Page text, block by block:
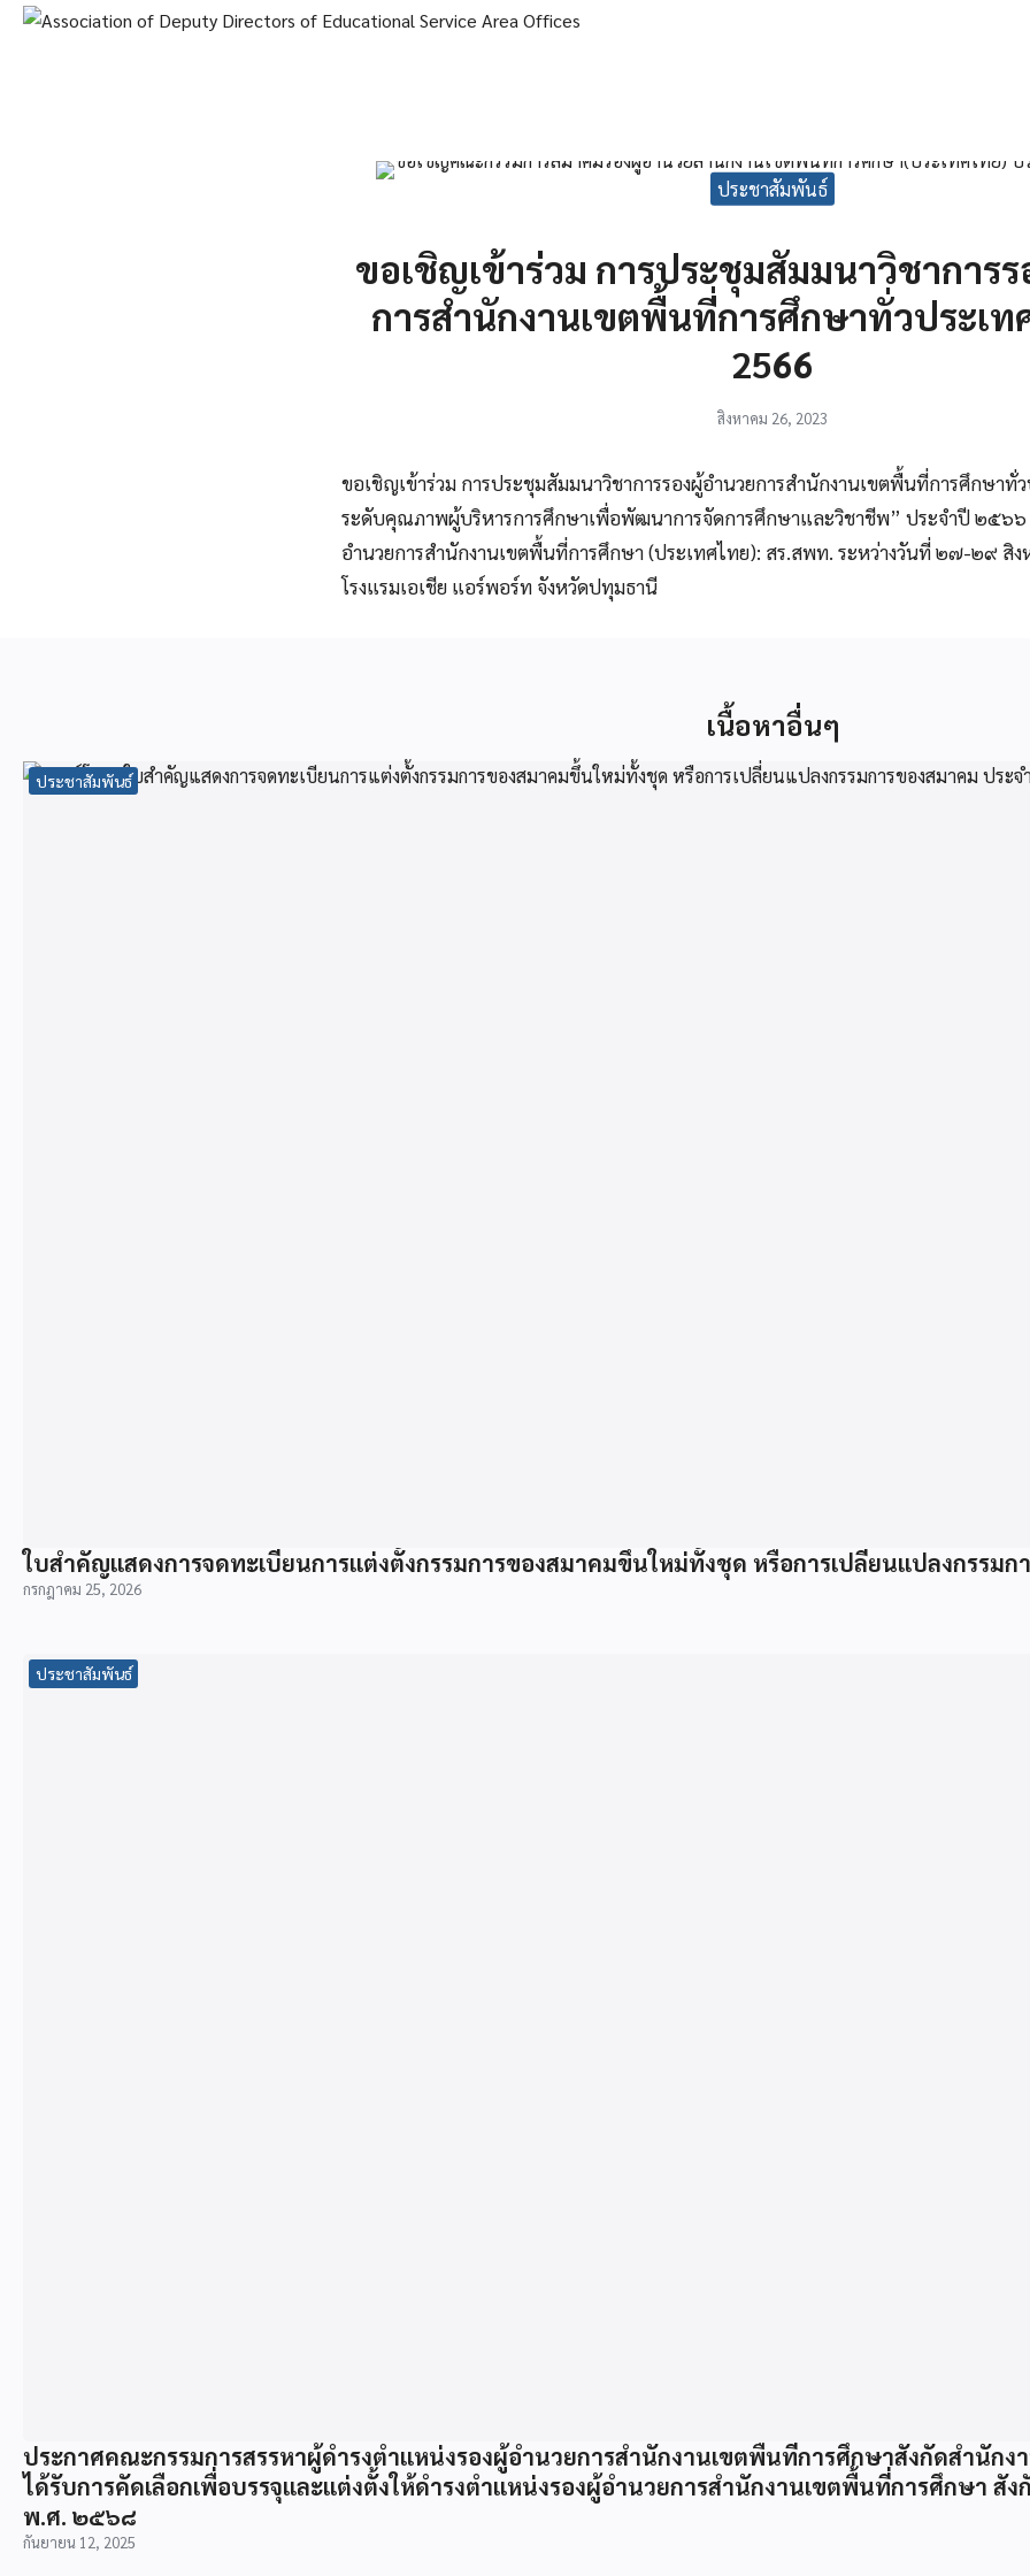
Skip
Search
ประชาสัมพันธ์
ขอเชิญเข้าร่วม การประชุมสัมมนาวิชาการ
การสำนักงานเขตพื้นที่การศึกษาทั่วประเท
2566
สิงหาคม 26, 2023
ขอเชิญเข้าร่วม การประชุมสัมมนาวิชาการรองผู้อำนวยการสำนักงานเขตพื้นที่การศึกษาทั่ว
ระดับคุณภาพผู้บริหารการศึกษาเพื่อพัฒนาการจัดการศึกษาและวิชาชีพ” ประจำปี ๒๕๖๖
อำนวยการสำนักงานเขตพื้นที่การศึกษา (ประเทศไทย): สร.สพท. ระหว่างวันที่ ๒๗-๒๙ สิ
โรงแรมเอเชีย แอร์พอร์ท จังหวัดปทุมธานี
เนื้อหาอื่นๆ
ประชาสัมพันธ์
ใบสำคัญแสดงการจดทะเบียนการแต่งตั้งกรรมการของสมาคมขึ้นใหม่ทั้งชุด หรือการเปลี่ยนแปลงกรรมก
กรกฎาคม 25, 2026
ประชาสัมพันธ์
ประกาศคณะกรรมการสรรหาผู้ดำรงตำแหน่งรองผู้อำนวยการสำนักงานเขตพื้นที่การศึกษาสังกัดสำนัก
ได้รับการคัดเลือกเพื่อบรรจุและแต่งตั้งให้ดำรงตำแหน่งรองผู้อำนวยการสำนักงานเขตพื้นที่การศึกษา
พ.ศ. ๒๕๖๘
กันยายน 12, 2025